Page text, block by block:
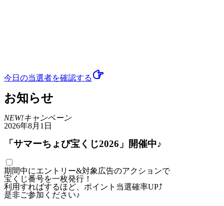
今日の当選者を確認する
お知らせ
NEW!キャンペーン
2026年8月1日
「サマーちょび宝くじ2026」開催中♪
期間中にエントリー&対象広告のアクションで
宝くじ番号を一枚発行！
利用すればするほど、ポイント当選確率UP⤴
是非ご参加ください♪